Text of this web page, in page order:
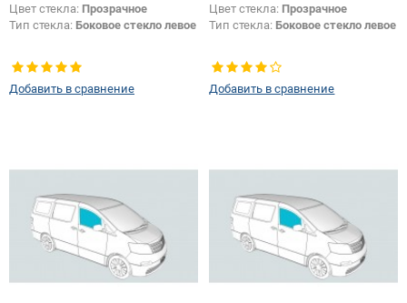
Цвет стекла: Прозрачное
Тип стекла: Боковое стекло левое
Добавить в сравнение
Цвет стекла: Прозрачное
Тип стекла: Боковое стекло левое
Добавить в сравнение